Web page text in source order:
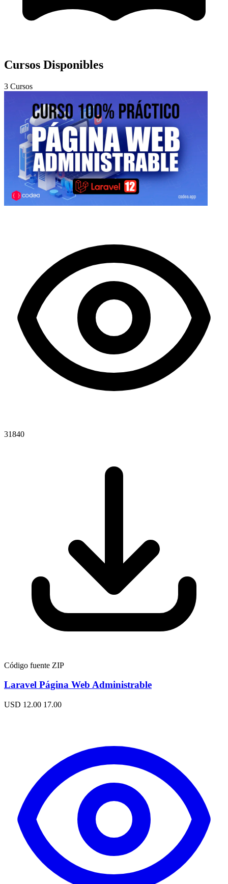
Cursos Disponibles
3 Cursos
31840
Código fuente ZIP
Laravel Página Web Administrable
USD 12.00 17.00